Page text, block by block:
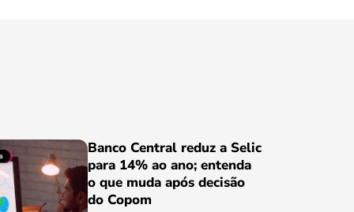
Banco Central reduz a Selic
para 14% ao ano; entenda
o que muda após decisão
do Copom